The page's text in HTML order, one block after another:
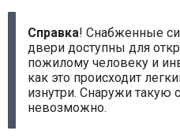
Справка! Снабженные
двери доступны для
пожилому человеку и
как это происходит
изнутри. Снаружи такую
невозможно.